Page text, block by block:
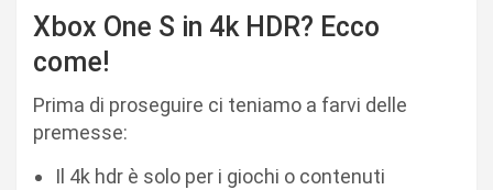
Xbox One S in 4k HDR? Ecco
come!
Prima di proseguire ci teniamo a farvi delle
premesse:
Il 4k hdr è solo per i giochi o contenuti